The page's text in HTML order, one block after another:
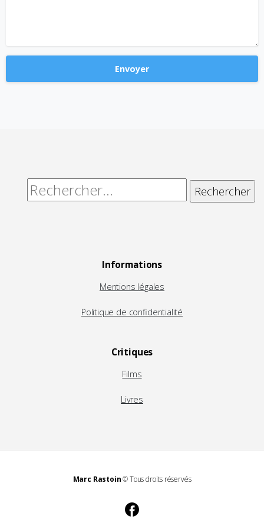
Rechercher :
Informations
Mentions légales
Politique de confidentialité
Critiques
Films
Livres
Marc Rastoin© Tous droits réservés